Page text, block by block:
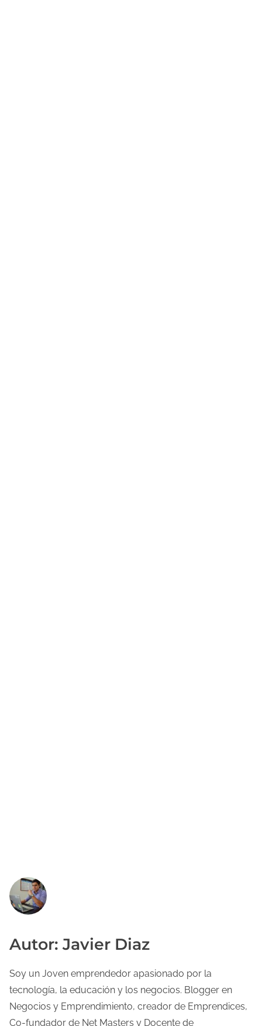
Autor: Javier Diaz
Soy un Joven emprendedor apasionado por la
tecnología, la educación y los negocios. Blogger en
Negocios y Emprendimiento, creador de Emprendices,
Co-fundador de Net Masters y Docente de